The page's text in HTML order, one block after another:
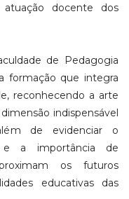
docente dos
de Pedagogia
formação que integra
reconhecendo a arte
indispensável
de evidenciar o
e a importância de
os futuros
educativas das